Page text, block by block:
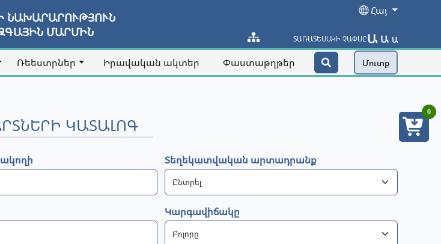
ՆԱԽԱՐԱՐՈՒԹՅՈՒՆ
ՄԱՐՄԻՆ
Հայ
ՏԱՌԱՏԵՍԱԿԻ ՉԱՓՍԸԱ Ա Ա
Ռեեստրներ Իրավական ակտեր Փաստաթղթեր Մուտք
ԿԱՏԱԼՈԳ
Տեղեկատվական արտադրանք
Կարգավիճակը
0